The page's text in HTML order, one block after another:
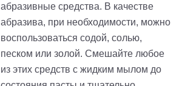
абразивные средства. В качестве
абразива, при необходимости, можно
воспользоваться содой, солью,
песком или золой. Смешайте любое
из этих средств с жидким мылом до